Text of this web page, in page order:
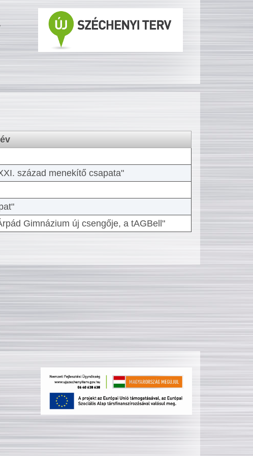
század menekítő csapata"
Gimnázium új csengője, a tAGBell"